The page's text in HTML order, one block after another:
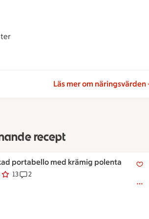
Läs mer om näringsvärden
recept
portabello med krämig polenta
5. 13
har röstatReceptet har 2 kommentarer
2
portabello med krämig polenta